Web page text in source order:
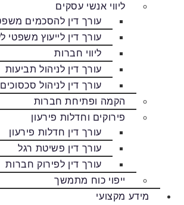
ליווי אנשי עסקים
עורך דין להסכמים
עורך דין לייעוץ משפטי
ליווי חברות
עורך דין לניהול תביעות
עורך דין לניהול
הקמה ופתיחת חברות
פירוקים וחדלות פירעון
עורך דין חדלות פירעון
עורך דין פשיטת רגל
עורך דין לפירוק חברות
ייפוי כוח מתמשך
מידע מקצועי